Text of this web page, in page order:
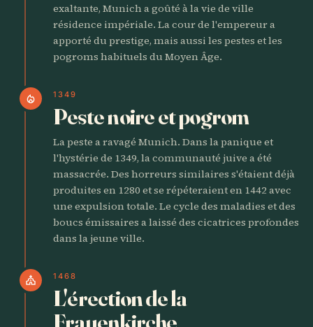
exaltante, Munich a goûté à la vie de ville
résidence impériale. La cour de l'empereur a
apporté du prestige, mais aussi les pestes et les
pogroms habituels du Moyen Âge.
local_fire_department 1349
Peste noire et pogrom
La peste a ravagé Munich. Dans la panique et
l'hystérie de 1349, la communauté juive a été
massacrée. Des horreurs similaires s'étaient déjà
produites en 1280 et se répéteraient en 1442 avec
une expulsion totale. Le cycle des maladies et des
boucs émissaires a laissé des cicatrices profondes
dans la jeune ville.
church 1468
L'érection de la
Frauenkirche